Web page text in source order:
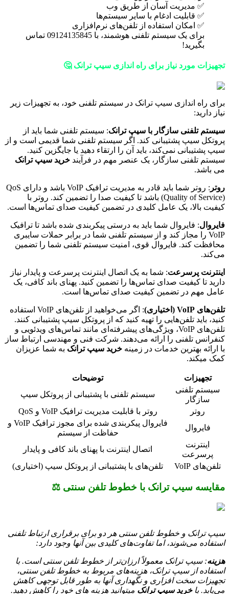
✅ مدیریت آسان از طریق وب
✅ قابلیت ادغام با سایر سیستم‌ها
✅ امکان استفاده از تلفن‌های نرم‌افزاری
برای یک سیستم تلفنی هوشمند، با 09124135845 تماس
بگیرید!
تجهیزات مورد نیاز برای راه اندازی سیپ ترانک 🤔
برای راه اندازی سیپ ترانک در سیستم تلفنی خود، به تجهیزات زیر
نیاز دارید:
سیستم تلفنی سازگار با سیپ ترانک: سیستم تلفنی شما باید از
پروتکل سیپ پشتیبانی کند. اگر سیستم تلفنی شما قدیمی است و از
سیپ پشتیبانی نمی‌کند، باید آن را ارتقاء دهید یا جایگزین کنید.
سیستم تلفنی سازگار، یک عنصر مهم در فرآیند خرید سیپ ترانک
می باشد.
روتر
: روتر شما باید قادر به مدیریت ترافیک VoIP باشد و دارای QoS
(Quality of Service) باشد تا کیفیت صدا را تضمین کند. روتر با
کیفیت بالا، یک عامل کلیدی در تضمین کیفیت صدای تماس‌ها است.
فایروال: فایروال شما باید به درستی پیکربندی شده باشد تا ترافیک
VoIP را مجاز کند و از سیستم تلفنی شما در برابر حملات سایبری
محافظت کند. فایروال قوی، امنیت سیستم تلفنی شما را تضمین
می‌کند.
اینترنت پرسرعت: شما به یک اتصال اینترنت پرسرعت و پایدار نیاز
دارید تا کیفیت صدای تماس‌ها را تضمین کنید. پهنای باند کافی، یک
عامل مهم در تضمین کیفیت صدای تماس‌ها است.
تلفن‌های VoIP (اختیاری)
: اگر می‌خواهید از تلفن‌های VoIP استفاده
کنید، باید تلفن‌هایی را تهیه کنید که از پروتکل سیپ پشتیبانی کنند.
تلفن‌های VoIP، ویژگی‌های پیشرفته‌ای مانند تماس‌های ویدئویی و
کنفرانس تلفنی را ارائه می‌دهند. شرکت فنی و مهندسی ارتباط ساز
با ارائه بهترین خدمات در زمینه خرید سیپ ترانک به شما عزیزان
کمک میکند.
تجهیزات
توضیحات
سیستم تلفنی
سازگار
سیستم تلفنی با پشتیبانی از پروتکل سیپ
روتر
روتر با قابلیت مدیریت ترافیک VoIP و QoS
فایروال
فایروال پیکربندی شده برای مجوز ترافیک VoIP و
حفاظت از سیستم
اینترنت
پرسرعت
اتصال اینترنت با پهنای باند کافی و پایدار
تلفن‌های VoIP
تلفن‌های با پشتیبانی از پروتکل سیپ (اختیاری)
مقایسه سیپ ترانک با خطوط تلفن سنتی ⚖️
سیپ ترانک و خطوط تلفن سنتی هر دو برای برقراری ارتباط تلفنی
استفاده می‌شوند، اما تفاوت‌های کلیدی بین آنها وجود دارد:
هزینه: سیپ ترانک معمولاً ارزان‌تر از خطوط تلفن سنتی است. با
استفاده از سیپ ترانک، هزینه‌های مربوط به خطوط تلفن سنتی،
تجهیزات سخت افزاری و نگهداری آنها به طور قابل توجهی کاهش
می‌یابد. باخرید سیپ ترانک میتوانید هزینه های خود را کاهش دهید.